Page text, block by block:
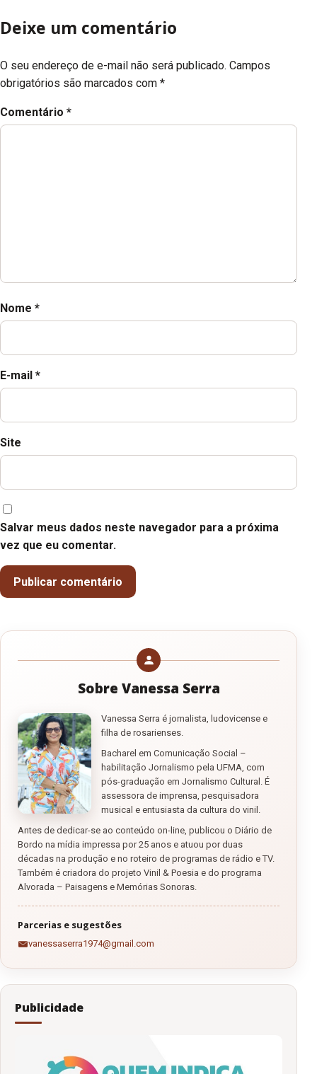
Deixe um comentário
O seu endereço de e-mail não será publicado. Campos
obrigatórios são marcados com *
Comentário *
Nome *
E-mail *
Site
Salvar meus dados neste navegador para a próxima
vez que eu comentar.
Sobre Vanessa Serra
Vanessa Serra é jornalista, ludovicense e
filha de rosarienses.
Bacharel em Comunicação Social –
habilitação Jornalismo pela UFMA, com
pós-graduação em Jornalismo Cultural. É
assessora de imprensa, pesquisadora
musical e entusiasta da cultura do vinil.
Antes de dedicar-se ao conteúdo on-line, publicou o Diário de
Bordo na mídia impressa por 25 anos e atuou por duas
décadas na produção e no roteiro de programas de rádio e TV.
Também é criadora do projeto Vinil & Poesia e do programa
Alvorada – Paisagens e Memórias Sonoras.
Parcerias e sugestões
vanessaserra1974@gmail.com
Publicidade